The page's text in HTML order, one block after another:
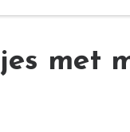
met